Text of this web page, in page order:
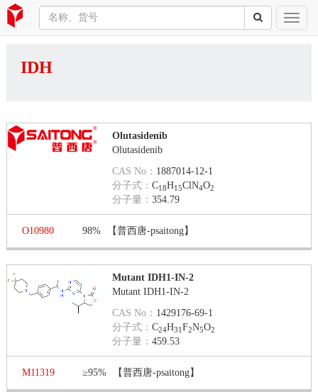
IDH
Olutasidenib
Olutasidenib
CAS No： 1887014-12-1
分子式：C18H15ClN4O2
分子量：354.79
O10980 98% 【普西唐-psaitong】
Mutant IDH1-IN-2
Mutant IDH1-IN-2
CAS No： 1429176-69-1
分子式：C24H31F2N5O2
分子量：459.53
M11319 ≥95% 【普西唐-psaitong】